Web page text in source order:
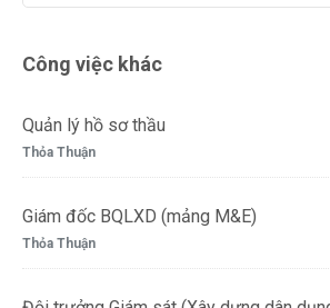
Công việc khác
Quản lý hồ sơ thầu
Thỏa Thuận
Giám đốc BQLXD (mảng M&E)
Thỏa Thuận